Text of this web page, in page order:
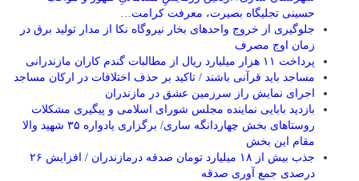
حسینی تجلیگاه بصیرت، معرفت کرامت…
جلوگیری از خروج واحدهای بخار نیروگاه نکا از مدار تولید برق در
زمان اوج مصرف
پرداخت ۱۱ هزار میلیارد ریال از مطالبات گندم کاران مازندرانی
مساجد باید قرآنی باشند / تاکید بر حذف اختلافات در ارکان مساجد
اجرای نمایش راز سرزمین عشق در مازندران
بازدید بابایی نماینده مجلس شورای اسلامی و پیگیری مشکلات
روستاهای بخش چهاردانگه ساری/ برگزاری یادواره ۳۵ شهید والا
مقام این بخش
جذب بیش از ۱۸ میلیارد تومان صدقه درمازندران / افزایش ۲۶
درصدی جمع آوری صدقه